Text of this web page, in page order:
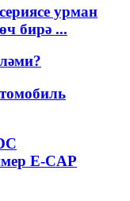
урман
бирә ...
E-CAP